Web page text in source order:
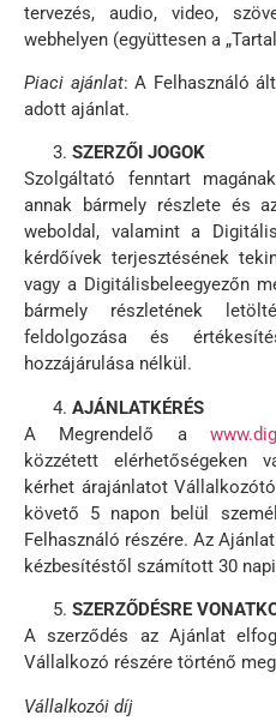
tervezés, audio, video,
webhelyen (együttesen a
Piaci ajánlat: A Felhasználó
adott ajánlat.
SZERZŐI JOGOK
Szolgáltató fenntart
annak bármely részlete és
weboldal, valamint a
kérdőívek terjesztésének
vagy a Digitálisbeleegyezőn
bármely részletének
feldolgozása és
hozzájárulása nélkül.
AJÁNLATKÉRÉS
A Megrendelő a
közzétett elérhetőségeken
kérhet árajánlatot
követő 5 napon belül
Felhasználó részére. Az
kézbesítéstől számított 30
SZERZŐDÉSRE
A szerződés az Ajánlat
Vállalkozó részére történő
Vállalkozói díj